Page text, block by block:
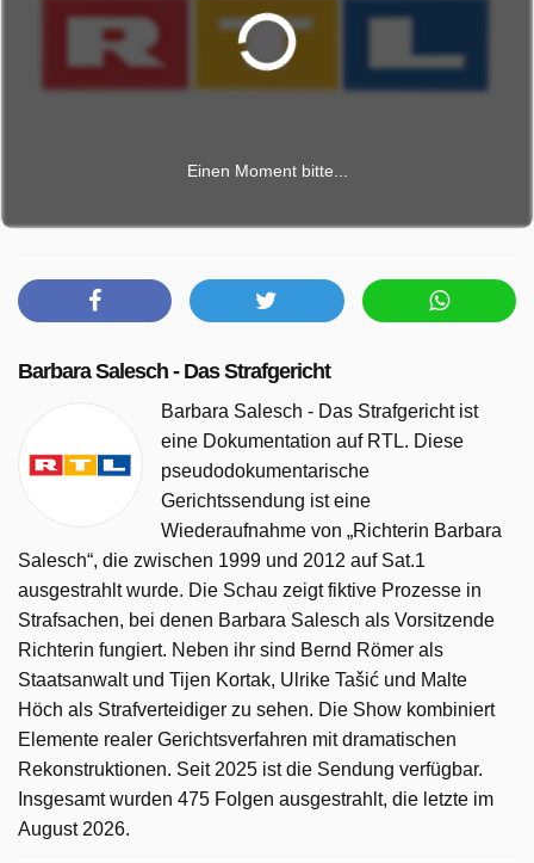
Einen Moment bitte...
Barbara Salesch - Das Strafgericht
Barbara Salesch - Das Strafgericht ist
eine Dokumentation auf RTL. Diese
pseudodokumentarische
Gerichtssendung ist eine
Wiederaufnahme von „Richterin Barbara
Salesch“, die zwischen 1999 und 2012 auf Sat.1
ausgestrahlt wurde. Die Schau zeigt fiktive Prozesse in
Strafsachen, bei denen Barbara Salesch als Vorsitzende
Richterin fungiert. Neben ihr sind Bernd Römer als
Staatsanwalt und Tijen Kortak, Ulrike Tašić und Malte
Höch als Strafverteidiger zu sehen. Die Show kombiniert
Elemente realer Gerichtsverfahren mit dramatischen
Rekonstruktionen. Seit 2025 ist die Sendung verfügbar.
Insgesamt wurden 475 Folgen ausgestrahlt, die letzte im
August 2026.